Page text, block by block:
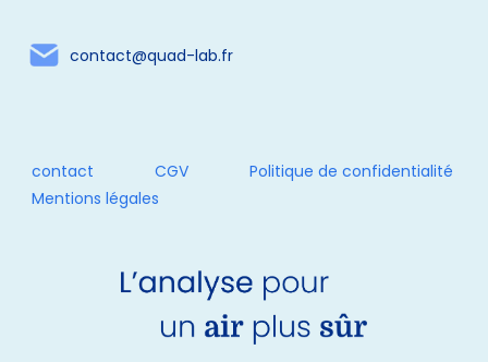
contact@quad-lab.fr
contact CGV
Politique de confidentialité
Mentions légales